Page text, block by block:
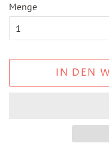
Menge
IN DEN